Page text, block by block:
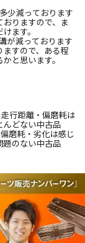
少減っております
りますので、ま
ます。
が減っております
すので、ある程
と思います。
走行距離・偏磨耗は
どない中古品
磨耗・劣化は感じ
題のない中古品